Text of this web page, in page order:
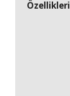
Özellikleri